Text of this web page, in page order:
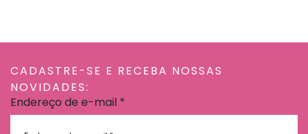
CADASTRE-SE E RECEBA NOSSAS
NOVIDADES:
Endereço de e-mail *